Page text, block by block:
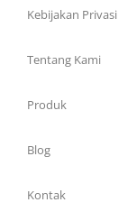
Kebijakan Privasi
Tentang Kami
Produk
Blog
Kontak